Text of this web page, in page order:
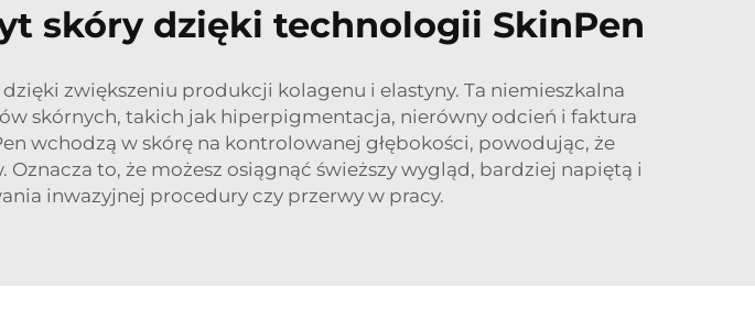
skóry dzięki technologii SkinPen
zwiększeniu produkcji kolagenu i elastyny. Ta niemieszkalna
skórnych, takich jak hiperpigmentacja, nierówny odcień i faktura
wchodzą w skórę na kontrolowanej głębokości, powodując, że
to, że możesz osiągnąć świeższy wygląd, bardziej napiętą i
inwazyjnej procedury czy przerwy w pracy.